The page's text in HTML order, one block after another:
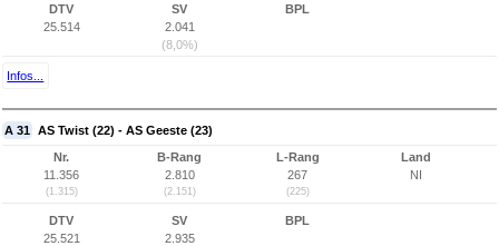
DTV
25.514
SV
2.041
(8,0%)
BPL
Infos...
A 31 AS Twist (22) - AS Geeste (23)
Nr.
11.356
(1.315)
B-Rang
2.810
(2.151)
L-Rang
267
(225)
Land
NI
DTV
25.521
SV
2.935
BPL